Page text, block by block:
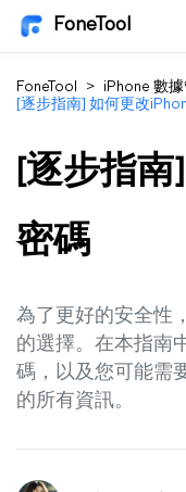
FoneTool
FoneTool > iPhone 數
[逐步指南] 如何更改
[逐步指南
密碼
為了更好的安全性
的選擇。在本指南
碼，以及您可能需
的所有資訊。